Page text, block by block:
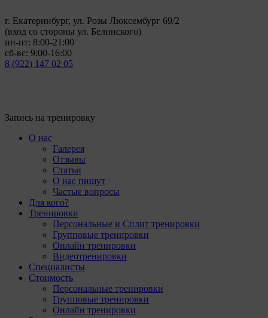
г. Екатеринбург, ул. Розы Люксембург 69/2
(вход со стороны ул. Белинского)
пн-пт: 8:00-21:00
сб-вс: 9:00-16:00
8 (922) 147 02 05
Запись на тренировку
О нас
Галерея
Отзывы
Статьи
О нас пишут
Частые вопросы
Для кого?
Тренировки
Персональные и Сплит тренировки
Групповые тренировки
Онлайн тренировки
Видеотренировки
Специалисты
Стоимость
Персональные тренировки
Групповые тренировки
Онлайн тренировки